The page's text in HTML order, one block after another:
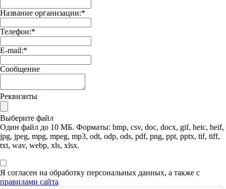
Название организации:*
Телефон:*
E-mail:*
Сообщение
Реквизиты
Выберите файл
Один файл до 10 МБ. Форматы: bmp, csv, doc, docx, gif, heic, heif,
jpg, jpeg, mpg, mpeg, mp3, odt, odp, ods, pdf, png, ppt, pptx, tif, tiff,
txt, wav, webp, xls, xlsx.
Я согласен на обработку персональных данных, а также с
правилами сайта